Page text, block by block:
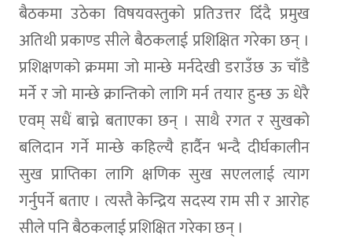
बैठकमा उठेका विषयवस्तुको प्रतिउत्तर दिँदै प्रमुख
अतिथी प्रकाण्ड सीले बैठकलाई प्रशिक्षित गरेका छन् ।
प्रशिक्षणको क्रममा जो मान्छे मर्नदेखी डराउँछ ऊ चाँडै
मर्ने र जो मान्छे क्रान्तिको लागि मर्न तयार हुन्छ ऊ धेरै
एवम् सधैं बाच्ने बताएका छन् । साथै रगत र सुखको
बलिदान गर्ने मान्छे कहिल्यै हार्दैन भन्दै दीर्घकालीन
सुख प्राप्तिका लागि क्षणिक सुख सएललाई त्याग
गर्नुपर्ने बताए । त्यस्तै केन्द्रिय सदस्य राम सी र आरोह
सीले पनि बैठकलाई प्रशिक्षित गरेका छन् ।